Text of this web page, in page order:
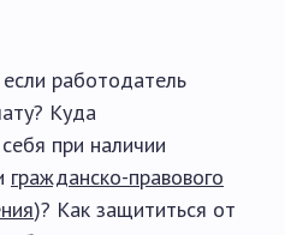
если работодатель
Куда
при наличии
гражданско-правового
)? Как защититься от